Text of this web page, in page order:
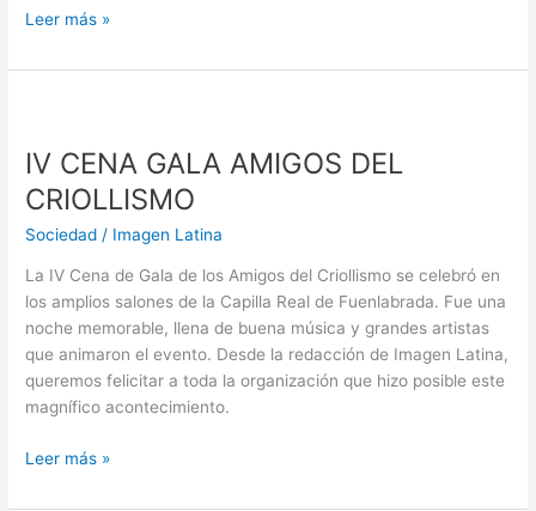
Leer más »
IV CENA GALA AMIGOS DEL
CRIOLLISMO
Sociedad / Imagen Latina
La IV Cena de Gala de los Amigos del Criollismo se celebró en
los amplios salones de la Capilla Real de Fuenlabrada. Fue una
noche memorable, llena de buena música y grandes artistas
que animaron el evento. Desde la redacción de Imagen Latina,
queremos felicitar a toda la organización que hizo posible este
magnífico acontecimiento.
GALA
AMIGOS
DEL
CRIOLLISMO
Leer más »